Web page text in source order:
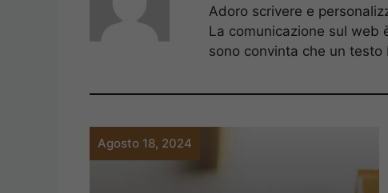
Adoro scrivere e
La comunicazione sul web
sono convinta che un
Agosto 18, 2024